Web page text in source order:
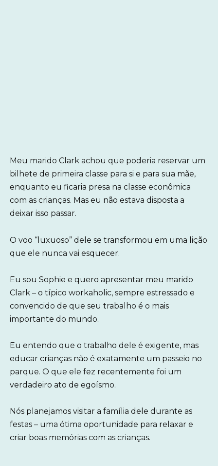
Meu marido Clark achou que poderia reservar um
bilhete de primeira classe para si e para sua mãe,
enquanto eu ficaria presa na classe econômica
com as crianças. Mas eu não estava disposta a
deixar isso passar.
O voo “luxuoso” dele se transformou em uma lição
que ele nunca vai esquecer.
Eu sou Sophie e quero apresentar meu marido
Clark – o típico workaholic, sempre estressado e
convencido de que seu trabalho é o mais
importante do mundo.
Eu entendo que o trabalho dele é exigente, mas
educar crianças não é exatamente um passeio no
parque. O que ele fez recentemente foi um
verdadeiro ato de egoísmo.
Nós planejamos visitar a família dele durante as
festas – uma ótima oportunidade para relaxar e
criar boas memórias com as crianças.